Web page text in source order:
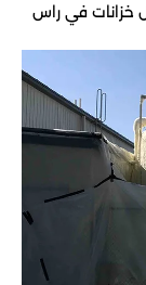
خزانات في راس